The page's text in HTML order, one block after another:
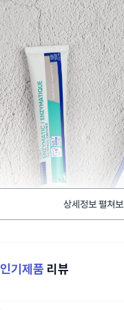
상세정보 펼쳐
인기제품 리뷰